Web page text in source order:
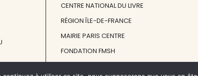
CENTRE NATIONAL DU LIVRE
RÉGION ÎLE-DE-FRANCE
MAIRIE PARIS CENTRE
FONDATION FMSH